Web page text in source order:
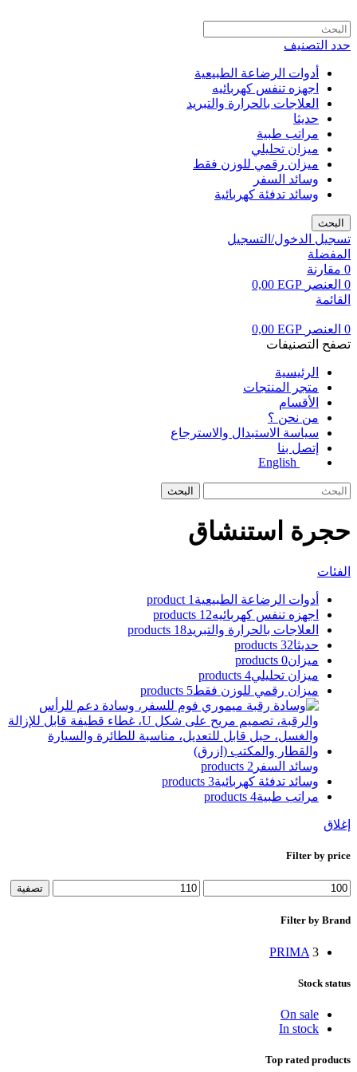
حدد التصنيف
أدوات الرضاعة الطبيعية
اجهزه تنفس كهربائيه
العلاجات بالحرارة والتبريد
حديثا
مراتب طبية
ميزان تحليلي
ميزان رقمي للوزن فقط
وسائد السفر
وسائد تدفئة كهربائية
البحث
تسجيل الدخول/التسجيل
المفضلة
0 مقارنة
0 العنصر 0,00 EGP
القائمة
0 العنصر 0,00 EGP
تصفح التصنيفات
الرئيسية
متجر المنتجات
الأقسام
من نحن ؟
سياسة الاستبدال والاسترجاع
إتصل بنا
English
البحث
حجرة استنشاق
الفئات
أدوات الرضاعة الطبيعية 1 product
اجهزه تنفس كهربائيه12 products
العلاجات بالحرارة والتبريد18 products
حديثا32 products
ميزان0 products
ميزان تحليلي4 products
ميزان رقمي للوزن فقط5 products
وسائد السفر 2 products
وسائد تدفئة كهربائية3 products
مراتب طبية4 products
إغلاق
Filter by price
أدنى
أعلى
تصفية
Filter by Brand
PRIMA 3
Stock status
On sale
In stock
Top rated products